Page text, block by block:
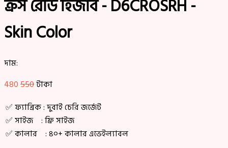
ক্রস রেডি হিজাব - D6CROSRH -
Skin Color
দাম:
480550টাকা
✅ ফ্যাব্রিক : দুবাই চেরি জর্জেট
✅ সাইজ : ফ্রি সাইজ
✅ কালার : ৪০+ কালার এভেইল্যাবল